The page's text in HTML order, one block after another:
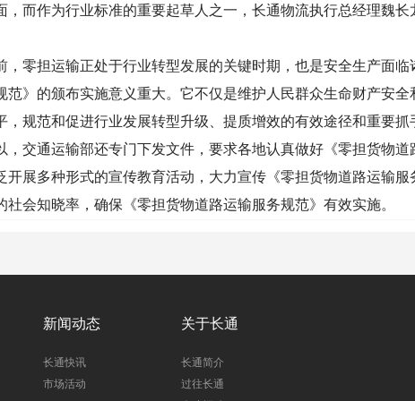
，而作为行业标准的重要起草人之一，长通物流执行总经理魏
担运输正处于行业转型发展的关键时期，也是安全生产面临
范》的颁布实施意义重大。它不仅是维护人民群众生命财产安
，规范和促进行业发展转型升级、提质增效的有效途径和重要抓
通运输部还专门下发文件，要求各地认真做好《零担货物道
开展多种形式的宣传教育活动，大力宣传《零担货物道路运输
社会知晓率，确保《零担货物道路运输服务规范》有效实施。
新闻动态
长通快讯
市场活动
关于长通
长通简介
过往长通